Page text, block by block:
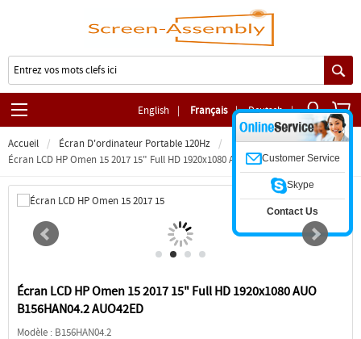
English | Français | Deutsch |
Accueil
Écran D'ordinateur Portable 120Hz
Écran LCD HP Omen 15 2017 15" Full HD 1920x1080 AUO B156HAN04.2 AUO42ED
Écran LCD HP Omen 15 2017 15" Full HD 1920x1080 AUO
B156HAN04.2 AUO42ED
Modèle : B156HAN04.2
Customer Service
Skype
Contact Us